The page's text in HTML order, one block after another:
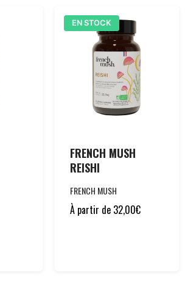
EN STOCK
FRENCH MUSH
REISHI
FRENCH MUSH
À partir de 32,00€